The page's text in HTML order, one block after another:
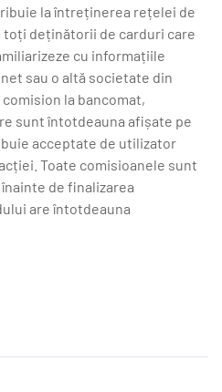
la întreținerea rețelei de
toți deținătorii de carduri care
cu informațiile
sau o altă societate din
la bancomat,
sunt întotdeauna afișate pe
acceptate de utilizator
Toate comisioanele sunt
de finalizarea
are întotdeauna